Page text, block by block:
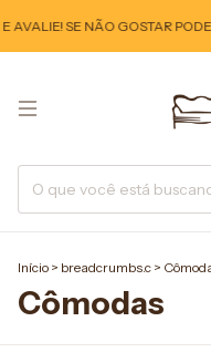
SE NÃO GOSTAR PODE
Início > breadcrumbs.c >
Cômodas